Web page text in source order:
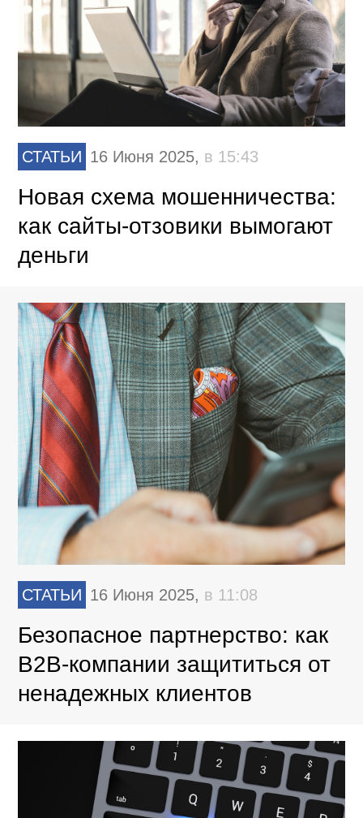
СТАТЬИ 16 Июня 2025, в 15:43
Новая схема мошенничества:
как сайты-отзовики вымогают
деньги
СТАТЬИ 16 Июня 2025, в 11:08
Безопасное партнерство: как
В2В-компании защититься от
ненадежных клиентов